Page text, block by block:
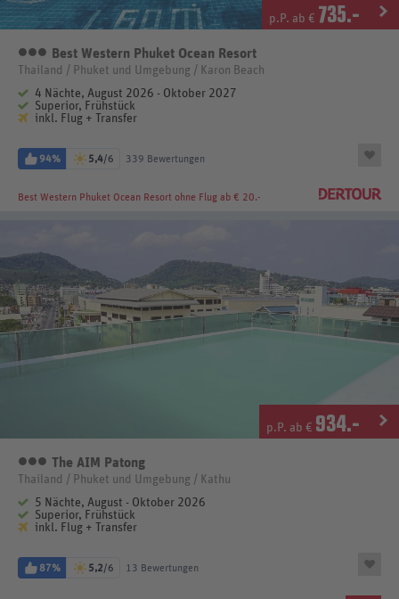
p.P. ab € 735.-
3 Sterne
Best Western Phuket Ocean Resort
Thailand / Phuket und Umgebung / Karon Beach
4 Nächte, August 2026 - Oktober 2027
Superior, Frühstück
inkl. Flug + Transfer
94% 5,4/6 339 Bewertungen
Best Western Phuket Ocean Resort ohne Flug ab € 20.-
p.P. ab € 934.-
3 Sterne
The AIM Patong
Thailand / Phuket und Umgebung / Kathu
5 Nächte, August - Oktober 2026
Superior, Frühstück
inkl. Flug + Transfer
87% 5,2/6 13 Bewertungen